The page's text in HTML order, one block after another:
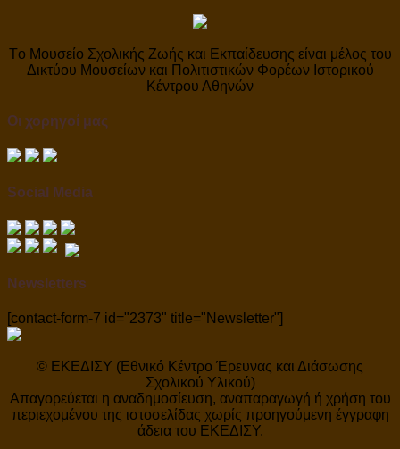
Tο Μουσείο Σχολικής Ζωής και Εκπαίδευσης είναι μέλος του
Δικτύου Μουσείων και Πολιτιστικών Φορέων Ιστορικού
Κέντρου Αθηνών
Οι χορηγοί μας
Social Media
Newsletters
[contact-form-7 id="2373" title="Newsletter"]
© ΕΚΕΔΙΣΥ (Εθνικό Κέντρο Έρευνας και Διάσωσης
Σχολικού Υλικού)
Απαγορεύεται η αναδημοσίευση, αναπαραγωγή ή χρήση του
περιεχομένου της ιστοσελίδας χωρίς προηγούμενη έγγραφη
άδεια του ΕΚΕΔΙΣΥ.